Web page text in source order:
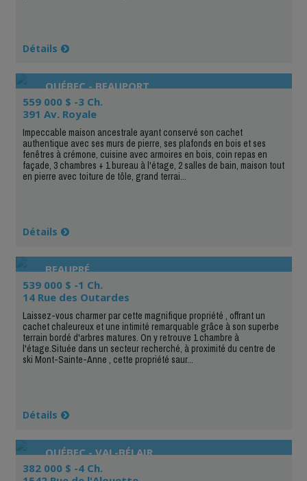
Détails
QUÉBEC - BEAUPORT
559 000 $ -3 Ch.
391 Av. Royale
Impeccable maison ancestrale ayant conservé son cachet
authentique avec ses murs de pierre, ses plafonds en bois et ses
fenêtres à crémone, cuisine avec armoires en bois, coin repas en
façade, 3 chambres + 1 bureau à l'étage, 2 salles de bain, maison tout
en pierre avec toiture de tôle, grand terrai...
Détails
BEAUPRÉ
539 000 $ -1 Ch.
14 Rue des Outardes
Laissez-vous charmer par cette magnifique propriété , offrant un
cachet chaleureux et une intimité remarquable grâce à son superbe
terrain bordé d'arbres matures. On y retrouve 1 chambre à
l'étage.Située dans un secteur recherché, à proximité du centre de
ski Mont-Sainte-Anne , cette propriété saur...
Détails
QUÉBEC - VAL-BÉLAIR
382 000 $ -4 Ch.